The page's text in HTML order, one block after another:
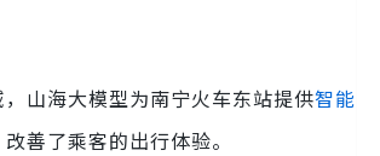
山海大模型为南宁火车东站提供智能
改善了乘客的出行体验。